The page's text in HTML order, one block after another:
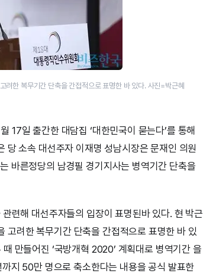
려한 복무기간 단축을 간접적으로 표명한 바 있다. 사진=박근혜
17일 출간한 대담집 ‘대한민국이 묻는다’를 통해
당 소속 대선주자 이재명 성남시장은 문재인 의원
바른정당의 남경필 경기지사는 병역기간 단축을
련해 대선주자들의 입장이 표명된바 있다. 현 박근
고려한 복무기간 단축을 간접적으로 표명한 바 있
만들어진 ‘국방개혁 2020’ 계획대로 병역기간 을
지 50만 명으로 축소한다는 내용을 공식 발표한